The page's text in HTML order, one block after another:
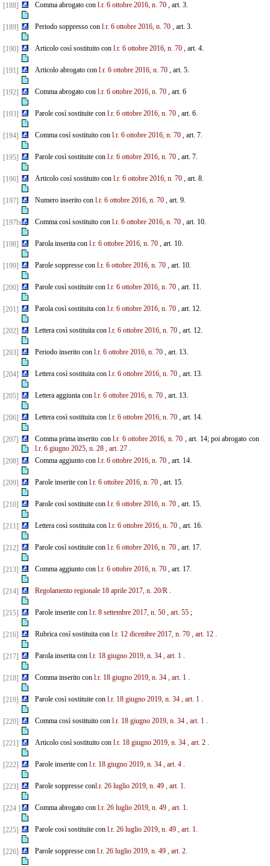
[188] Comma abrogato con l.r. 6 ottobre 2016, n. 70, art. 3.
[189] Periodo soppresso con l.r. 6 ottobre 2016, n. 70, art. 3.
[190] Articolo così sostituito con l.r. 6 ottobre 2016, n. 70, art. 4.
[191] Articolo abrogato con l.r. 6 ottobre 2016, n. 70, art. 5.
[192] Comma abrogato con l.r. 6 ottobre 2016, n. 70, art. 6
[193] Parole così sostituite con l.r. 6 ottobre 2016, n. 70, art. 6.
[194] Comma così sostituito con l.r. 6 ottobre 2016, n. 70, art. 7.
[195] Parole così sostituite con l.r. 6 ottobre 2016, n. 70, art. 7.
[196] Articolo così sostituito con l.r. 6 ottobre 2016, n. 70, art. 8.
[197] Numero inserito con l.r. 6 ottobre 2016, n. 70, art. 9.
[197bis] Comma così sostituito con l.r. 6 ottobre 2016, n. 70, art. 10.
[198] Parola inserita con l.r. 6 ottobre 2016, n. 70, art. 10.
[199] Parole soppresse con l.r. 6 ottobre 2016, n. 70, art. 10.
[200] Parole così sostituite con l.r. 6 ottobre 2016, n. 70, art. 11.
[201] Parola così sostituita con l.r. 6 ottobre 2016, n. 70, art. 12.
[202] Lettera così sostituita con l.r. 6 ottobre 2016, n. 70, art. 12.
[203] Periodo inserito con l.r. 6 ottobre 2016, n. 70, art. 13.
[204] Lettera così sostituita con l.r. 6 ottobre 2016, n. 70, art. 13.
[205] Lettera aggiunta con l.r. 6 ottobre 2016, n. 70, art. 13.
[206] Lettera così sostituita con l.r. 6 ottobre 2016, n. 70, art. 14.
[207] Comma prima inserito conl.r. 6 ottobre 2016, n. 70 , art. 14; poi abrogato con
l.r. 6 giugno 2025, n. 28 , art. 27.
[208]
Comma aggiunto con l.r. 6 ottobre 2016, n. 70, art. 14.
[209] Parole inserite con l.r. 6 ottobre 2016, n. 70, art. 15.
[210] Parole così sostituite con l.r. 6 ottobre 2016, n. 70, art. 15.
[211] Lettera così sostituita con l.r. 6 ottobre 2016, n. 70, art. 16.
[212] Parole così sostituite con l.r. 6 ottobre 2016, n. 70, art. 17.
[213] Comma aggiunto con l.r. 6 ottobre 2016, n. 70, art. 17.
[214] Regolamento regionale 18 aprile 2017, n. 20/R.
[215] Parole inserite con l.r. 8 settembre 2017, n. 50 , art. 55;
[216] Rubrica così sostituita con l.r. 12 dicembre 2017, n. 70 , art. 12.
[217] Parola inserita con l.r. 18 giugno 2019, n. 34 , art. 1.
[218] Comma inserito con l.r. 18 giugno 2019, n. 34 , art. 1.
[219] Parole così sostituite con l.r. 18 giugno 2019, n. 34 , art. 1.
[220] Comma così sostituito con l.r. 18 giugno 2019, n. 34 , art. 1.
[221] Articolo così sostituito con l.r. 18 giugno 2019, n. 34 , art. 2.
[222] Parole inserite con l.r. 18 giugno 2019, n. 34 , art. 4.
[223] Parole soppresse conl.r. 26 luglio 2019, n. 49 , art. 1.
[224 ] Comma abrogato con l.r. 26 luglio 2019, n. 49 , art. 1.
[225] Parole così sostituite con l.r. 26 luglio 2019, n. 49 , art. 1.
[226] Parole soppresse con l.r. 26 luglio 2019, n. 49 , art. 2.